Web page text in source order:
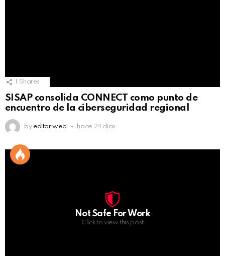
1 Shares
SISAP consolida CONNECT como punto de
encuentro de la ciberseguridad regional
by editor web hace 24 días
Not Safe For Work
Click to view this post